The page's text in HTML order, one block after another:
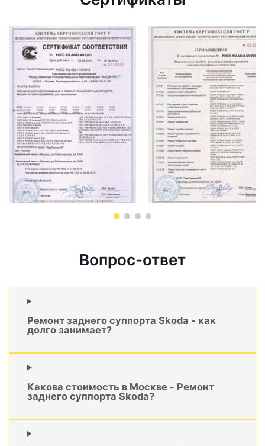
Вопрос-ответ
Ремонт заднего суппорта Skoda - как
долго занимает?
Какова стоимость в Москве - Ремонт
заднего суппорта Skoda?